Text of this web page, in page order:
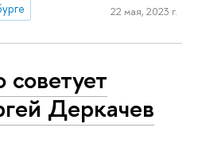
22 мая, 2023 г.
Деркачев